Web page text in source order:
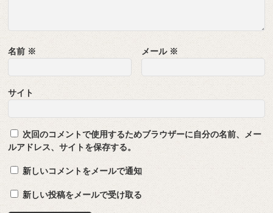
名前 ※ メール ※
サイト
次回のコメントで使用するためブラウザーに自分の名前、メー
ルアドレス、サイトを保存する。
新しいコメントをメールで通知
新しい投稿をメールで受け取る